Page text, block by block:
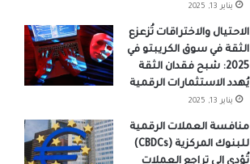
يناير 13, 2025
الاحتيال والاختراقات تُزعزع
الثقة في سوق الكريبتو في
2025: شبح فقدان الثقة
يُهدد الاستثمارات الرقمية
يناير 13, 2025
منافسة العملات الرقمية
للبنوك المركزية (CBDCs)
تُؤدي إلى تراجع العملات